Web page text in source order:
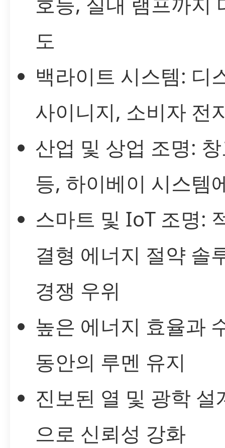
도
백라이트 시스템: 디
사이니지, 소비자 전
산업 및 상업 조명:
등, 하이베이 시스템
스마트 및 IoT 조명:
결형 에너지 절약 솔
경쟁 우위
높은 에너지 효율과
동안의 루멘 유지
진보된 열 및 광학 설
으로 신뢰성 강화